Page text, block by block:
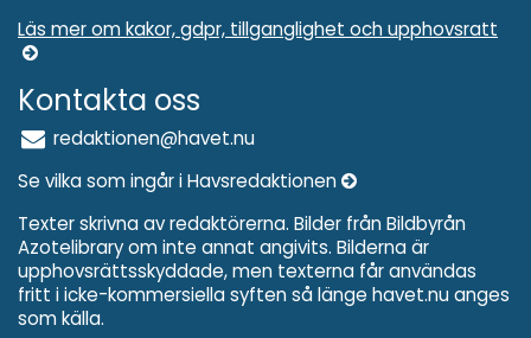
Läs mer om kakor, gdpr, tillganglighet och upphovsratt
Kontakta oss
redaktionen@havet.nu
Se vilka som ingår i Havsredaktionen
Texter skrivna av redaktörerna. Bilder från Bildbyrån
Azotelibrary om inte annat angivits. Bilderna är
upphovsrättsskyddade, men texterna får användas
fritt i icke-kommersiella syften så länge havet.nu anges
som källa.